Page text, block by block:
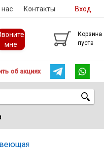
Контакты Вход
мне
Корзина
пуста
об акциях